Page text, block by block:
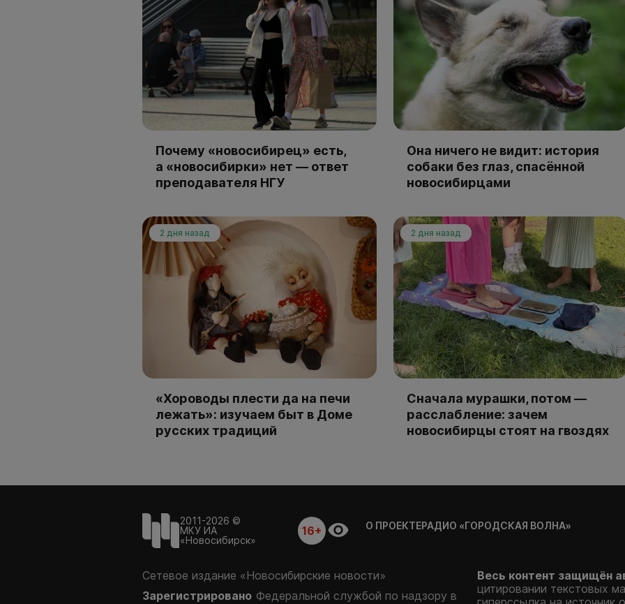
Почему «новосибирец» есть,
а «новосибирки» нет — ответ
преподавателя НГУ
Она ничего не видит: история
собаки без глаз, спасённой
новосибирцами
2 дня назад
«Хороводы плести да на печи
лежать»: изучаем быт в Доме
русских традиций
2 дня назад
Сначала мурашки, потом —
расслабление: зачем
новосибирцы стоят на гвоздях
2011-2026 ©
МКУ ИА
«Новосибирск»
16+ О ПРОЕКТЕРАДИО «ГОРОДСКАЯ ВОЛНА»
Сетевое издание «Новосибирские новости»
Зарегистрировано Федеральной службой по надзору в
Весь контент защищён
цитировании текстовых